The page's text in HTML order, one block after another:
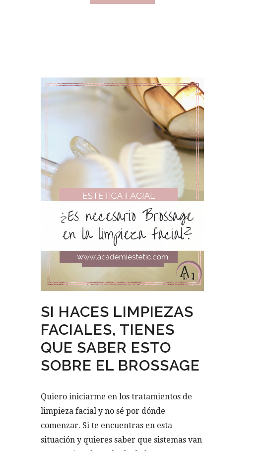
DE
DE
ESTÉTICA
(ANTES
O
DESPUÉS
MASAJE)
SI HACES LIMPIEZAS
FACIALES, TIENES
QUE SABER ESTO
SOBRE EL BROSSAGE
Quiero iniciarme en los tratamientos de
limpieza facial y no sé por dónde
comenzar. Si te encuentras en esta
situación y quieres saber que sistemas van